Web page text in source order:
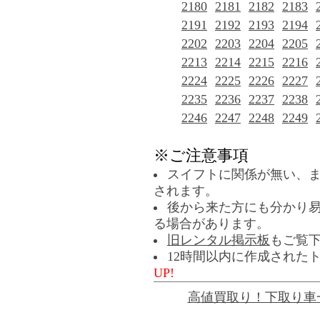
2180 2181 2182 2183
2191 2192 2193 2194
2202 2203 2204 2205
2213 2214 2215 2216
2224 2225 2226 2227
2235 2236 2237 2238
2246 2247 2248 2249
※ご注意事項
スイフトに関係が無い、
されます。
後から来た方にも分かり
る場合があります。
旧レンタル掲示板 もご覧
12時間以内に作成された
UP!
高値買取り！下取り車